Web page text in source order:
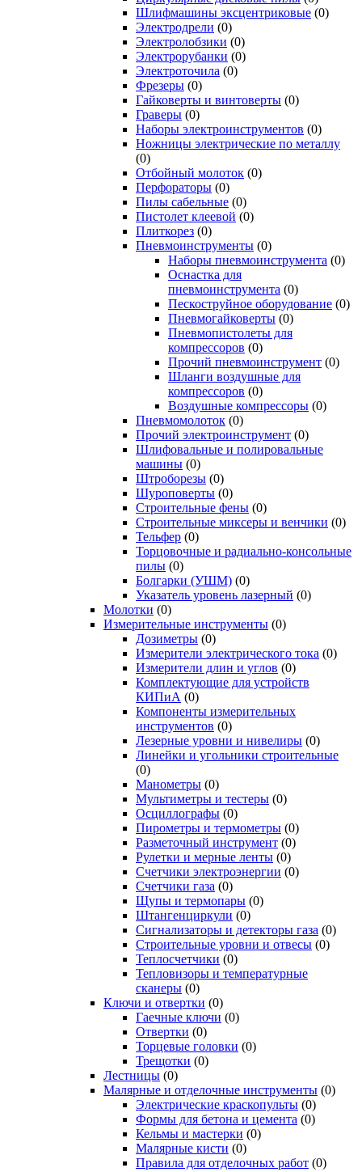
Шлифмашины эксцентриковые (0)
Электродрели (0)
Электролобзики (0)
Электрорубанки (0)
Электроточила (0)
Фрезеры (0)
Гайковерты и винтоверты (0)
Граверы (0)
Наборы электроинструментов (0)
Ножницы электрические по металлу
(0)
Отбойный молоток (0)
Перфораторы (0)
Пилы сабельные (0)
Пистолет клеевой (0)
Плиткорез (0)
Пневмоинструменты (0)
Наборы пневмоинструмента (0)
Оснастка для
пневмоинструмента (0)
Пескоструйное оборудование (0)
Пневмогайковерты (0)
Пневмопистолеты для
компрессоров (0)
Прочий пневмоинструмент (0)
Шланги воздушные для
компрессоров (0)
Воздушные компрессоры (0)
Пневмомолоток (0)
Прочий электроинструмент (0)
Шлифовальные и полировальные
машины (0)
Штроборезы (0)
Шуроповерты (0)
Строительные фены (0)
Строительные миксеры и венчики (0)
Тельфер (0)
Торцовочные и радиально-консольные
пилы (0)
Болгарки (УШМ) (0)
Указатель уровень лазерный (0)
Молотки (0)
Измерительные инструменты (0)
Дозиметры (0)
Измерители электрического тока (0)
Измерители длин и углов (0)
Комплектующие для устройств
КИПиА (0)
Компоненты измерительных
инструментов (0)
Лезерные уровни и нивелиры (0)
Линейки и угольники строительные
(0)
Манометры (0)
Мультиметры и тестеры (0)
Осциллографы (0)
Пирометры и термометры (0)
Разметочный инструмент (0)
Рулетки и мерные ленты (0)
Счетчики электроэнергии (0)
Счетчики газа (0)
Щупы и термопары (0)
Штангенциркули (0)
Сигнализаторы и детекторы газа (0)
Строительные уровни и отвесы (0)
Теплосчетчики (0)
Тепловизоры и температурные
сканеры (0)
Ключи и отвертки (0)
Гаечные ключи (0)
Отвертки (0)
Торцевые головки (0)
Трещотки (0)
Лестницы (0)
Малярные и отделочные инструменты (0)
Электрические краскопульты (0)
Формы для бетона и цемента (0)
Кельмы и мастерки (0)
Малярные кисти (0)
Правила для отделочных работ (0)